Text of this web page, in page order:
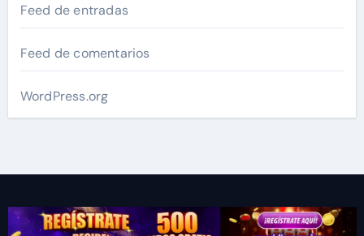
Feed de entradas
Feed de comentarios
WordPress.org